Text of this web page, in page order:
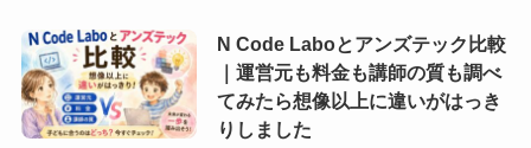
N Code Laboとアンズテック比較
｜運営元も料金も講師の質も調べ
てみたら想像以上に違いがはっき
りしました